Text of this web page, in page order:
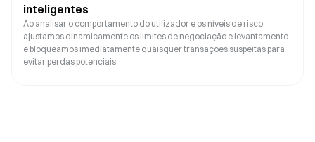
inteligentes
Ao analisar o comportamento do utilizador e os níveis de risco,
ajustamos dinamicamente os limites de negociação e levantamento
e bloqueamos imediatamente quaisquer transações suspeitas para
evitar perdas potenciais.